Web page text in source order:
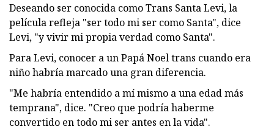
Deseando ser conocida como Trans Santa Levi, la
película refleja "ser todo mi ser como Santa", dice
Levi, "y vivir mi propia verdad como Santa".
Para Levi, conocer a un Papá Noel trans cuando era
niño habría marcado una gran diferencia.
"Me habría entendido a mí mismo a una edad más
temprana", dice. "Creo que podría haberme
convertido en todo mi ser antes en la vida".